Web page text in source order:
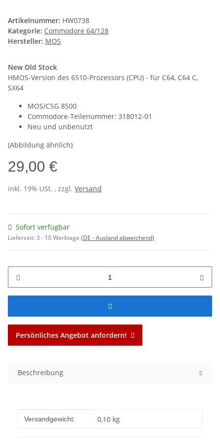
Artikelnummer: HW0738
Kategorie: Commodore 64/128
Hersteller: MOS
New Old Stock
HMOS-Version des 6510-Prozessors (CPU) - für C64, C64 C,
SX64
MOS/CSG 8500
Commodore-Teilenummer: 318012-01
Neu und unbenutzt
(Abbildung ähnlich)
29,00 €
inkl. 19% USt. , zzgl. Versand
Sofort verfügbar
Lieferzeit:3 - 10 Werktage (DE - Ausland abweichend)
Persönliches Angebot anfordern!
Beschreibung
Produkteigenschaft
Wert
Versandgewicht: 0,10 kg